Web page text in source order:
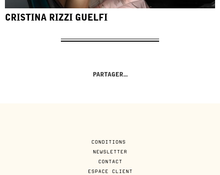
CRISTINA RIZZI GUELFI
PARTAGER...
CONDITIONS
NEWSLETTER
CONTACT
ESPACE CLIENT